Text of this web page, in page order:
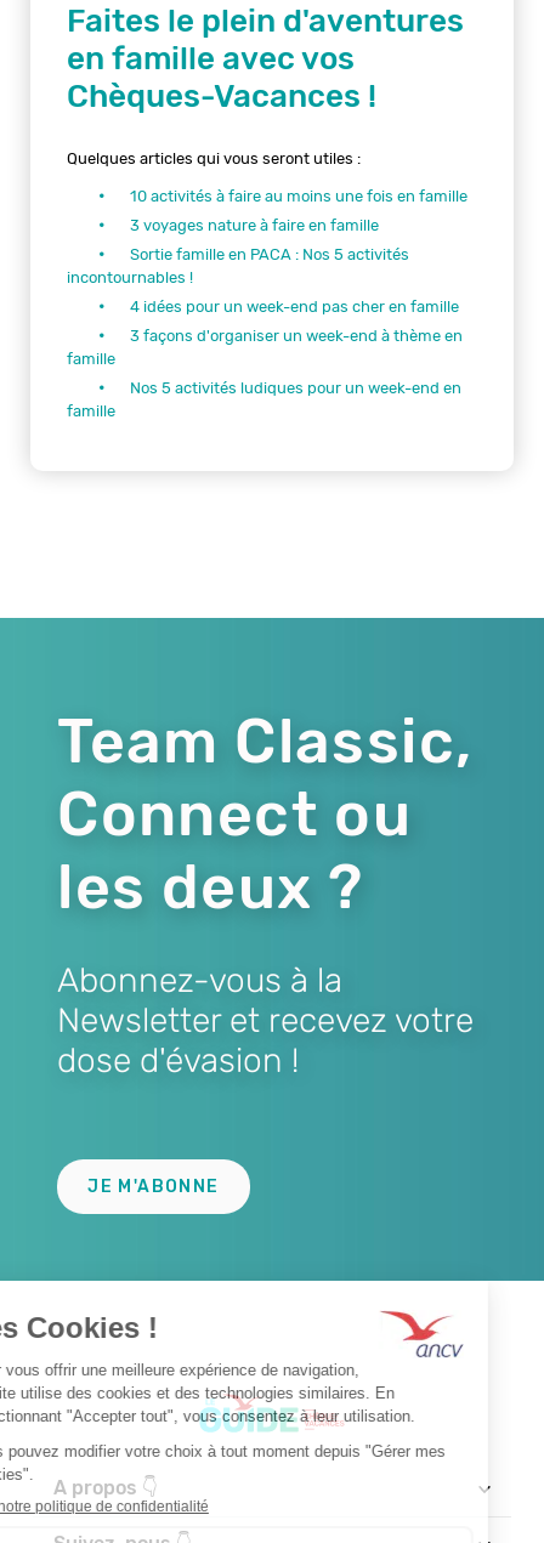
Faites le plein d'aventures
en famille avec vos
Chèques-Vacances !
Quelques articles qui vous seront utiles :
10 activités à faire au moins une fois en famille
3 voyages nature à faire en famille
Sortie famille en PACA : Nos 5 activités
incontournables !
4 idées pour un week-end pas cher en famille
3 façons d'organiser un week-end à thème en
famille
Nos 5 activités ludiques pour un week-end en
famille
Team Classic,
Connect ou
les deux ?
Abonnez-vous à la
Newsletter et recevez votre
dose d'évasion !
JE M'ABONNE
A propos 👇